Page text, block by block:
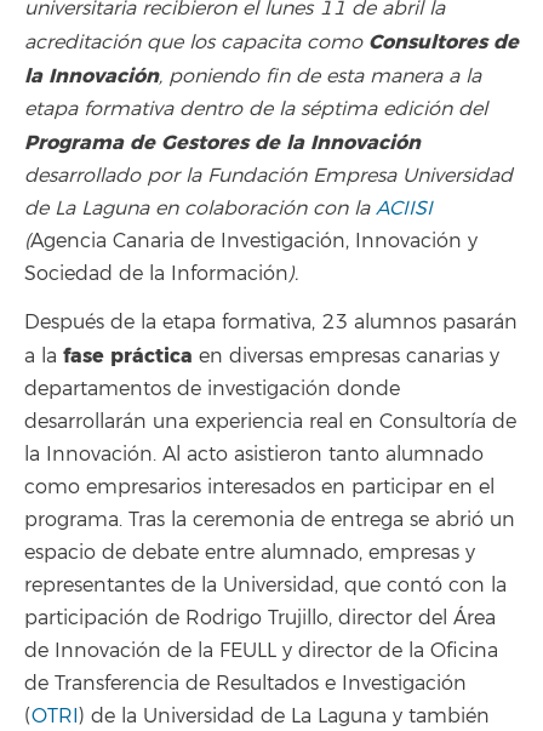
universitaria recibieron el lunes 11 de abril la
acreditación que los capacita como Consultores de
la Innovación, poniendo fin de esta manera a la
etapa formativa dentro de la séptima edición del
Programa de Gestores de la Innovación
desarrollado por la Fundación Empresa Universidad
de La Laguna en colaboración con laACIISI
(Agencia Canaria de Investigación, Innovación y
Sociedad de la Información).
Después de la etapa formativa, 23 alumnos pasarán
a la fase práctica en diversas empresas canarias y
departamentos de investigación donde
desarrollarán una experiencia real en Consultoría de
la Innovación. Al acto asistieron tanto alumnado
como empresarios interesados en participar en el
programa. Tras la ceremonia de entrega se abrió un
espacio de debate entre alumnado, empresas y
representantes de la Universidad, que contó con la
participación de Rodrigo Trujillo, director del Área
de Innovación de la FEULL y director de la Oficina
de Transferencia de Resultados e Investigación
(OTRI) de la Universidad de La Laguna y también